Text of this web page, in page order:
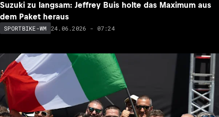
Suzuki zu langsam: Jeffrey Buis holte das Maximum aus
dem Paket heraus
SPORTBIKE-WM 24.06.2026 - 07:24